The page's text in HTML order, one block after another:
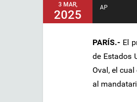
3 MAR,
2025
AP
PARÍS.- El
de Estados
Oval, el
al